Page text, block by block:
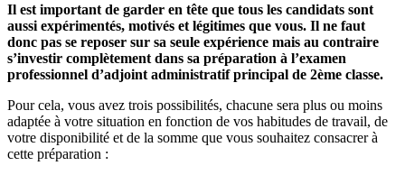
Il est important de garder en tête que tous les candidats sont
aussi expérimentés, motivés et légitimes que vous. Il ne faut
donc pas se reposer sur sa seule expérience mais au contraire
s’investir complètement dans sa préparation à l’examen
professionnel d’adjoint administratif principal de 2ème classe.
Pour cela, vous avez trois possibilités, chacune sera plus ou moins
adaptée à votre situation en fonction de vos habitudes de travail, de
votre disponibilité et de la somme que vous souhaitez consacrer à
cette préparation :